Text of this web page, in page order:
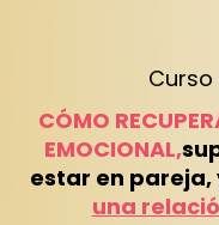
CÓMO
EMOCIONAL,
estar en pareja,
una